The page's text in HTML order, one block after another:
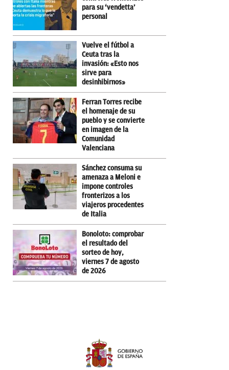
para su ‘vendetta’
personal
Vuelve el fútbol a
Ceuta tras la
invasión: «Esto nos
sirve para
desinhibirnos»
Ferran Torres recibe
el homenaje de su
pueblo y se convierte
en imagen de la
Comunidad
Valenciana
Sánchez consuma su
amenaza a Meloni e
impone controles
fronterizos a los
viajeros procedentes
de Italia
Bonoloto: comprobar
el resultado del
sorteo de hoy,
viernes 7 de agosto
de 2026